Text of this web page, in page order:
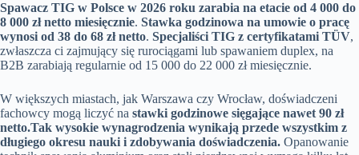
Spawacz TIG w Polsce w 2026 roku zarabia na etacie od 4 000 do
8 000 zł netto miesięcznie. Stawka godzinowa na umowie o pracę
wynosi od 38 do 68 zł netto. Specjaliści TIG z certyfikatami TÜV,
zwłaszcza ci zajmujący się rurociągami lub spawaniem duplex, na
B2B zarabiają regularnie od 15 000 do 22 000 zł miesięcznie.
W większych miastach, jak Warszawa czy Wrocław, doświadczeni
fachowcy mogą liczyć na stawki godzinowe sięgające nawet 90 zł
netto.Tak wysokie wynagrodzenia wynikają przede wszystkim z
długiego okresu nauki i zdobywania doświadczenia. Opanowanie